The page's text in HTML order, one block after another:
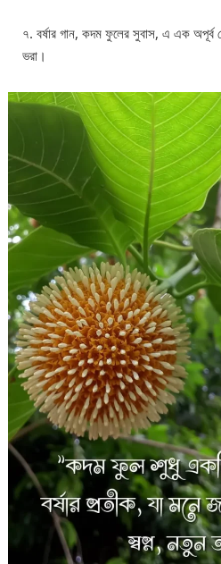
৭. বর্ষার গান, কদম ফুলের সুবাস, এ এক অপূর্ব
ভরা।